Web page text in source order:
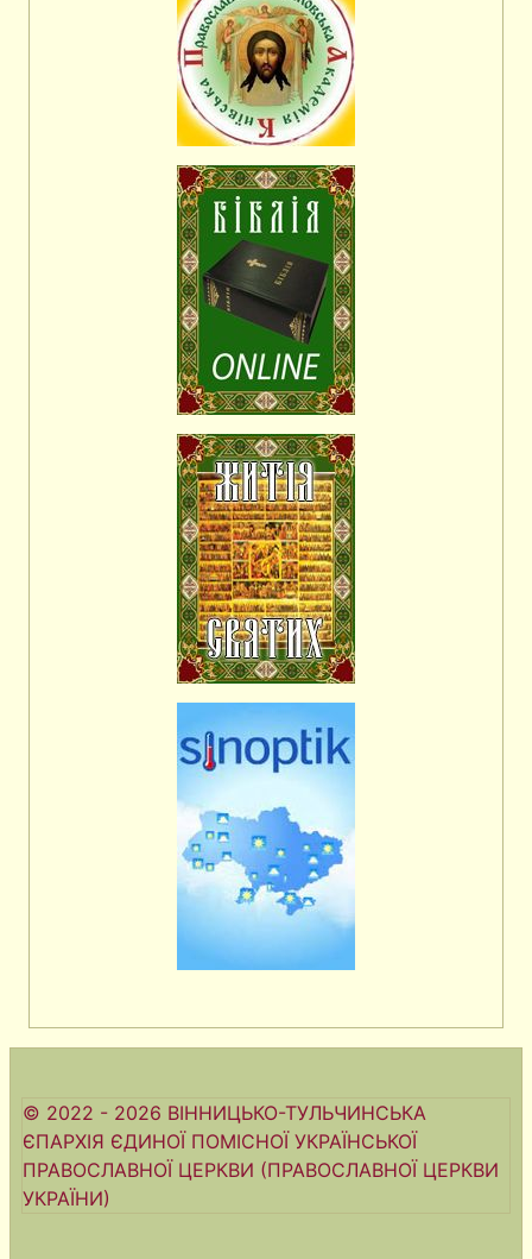
© 2022 - 2026 ВІННИЦЬКО-ТУЛЬЧИНСЬКА
ЄПАРХІЯ ЄДИНОЇ ПОМІСНОЇ УКРАЇНСЬКОЇ
ПРАВОСЛАВНОЇ ЦЕРКВИ (ПРАВОСЛАВНОЇ ЦЕРКВИ
УКРАЇНИ)